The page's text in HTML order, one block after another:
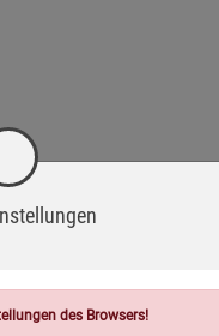
des Browsers!